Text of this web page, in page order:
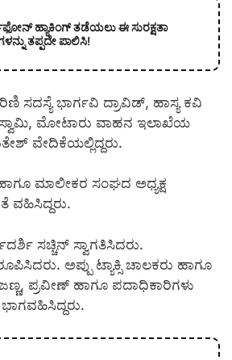
ಹ್ಯಾಕಿಂಗ್ ತಡೆಯಲು ಈ ಸುರಕ್ಷತಾ
ತಪ್ಪದೇ ಪಾಲಿಸಿ!
ಸದಸ್ಯೆ ಭಾರ್ಗವಿ ದ್ರಾವಿಡ್, ಹಾಸ್ಯ ಕವಿ
ಮೋಟಾರು ವಾಹನ ಇಲಾಖೆಯ
ವೇದಿಕೆಯಲ್ಲಿದ್ದರು.
ಹಾಗೂ ಮಾಲೀಕರ ಸಂಘದ ಅಧ್ಯಕ್ಷ
ವಹಿಸಿದ್ದರು.
ಸಚ್ಚಿನ್ ಸ್ವಾಗತಿಸಿದರು.
ಅಪ್ಪು ಟ್ಯಾಕ್ಸಿ ಚಾಲಕರು ಹಾಗೂ
ಪ್ರವೀಣ್ ಹಾಗೂ ಪದಾಧಿಕಾರಿಗಳು
ಭಾಗವಹಿಸಿದ್ದರು.